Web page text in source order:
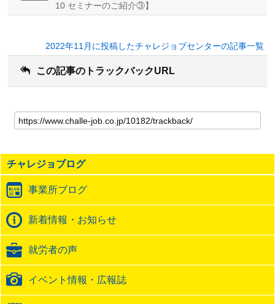
10 セミナーのご紹介③】
2022年11月に投稿したチャレジョブセンターの記事一覧
この記事のトラックバックURL
の
記
の
ト
ッ
ク
バ
ッ
URL
チャレジョブログ
事業所ブログ
新着情報・お知らせ
就労者の声
イベント情報・広報誌